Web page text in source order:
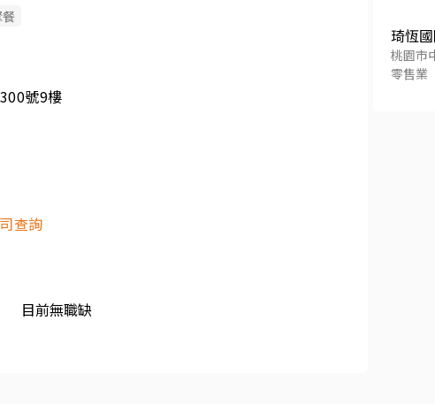
號9樓
查詢
目前無職缺
琦恆
桃園市
零售業